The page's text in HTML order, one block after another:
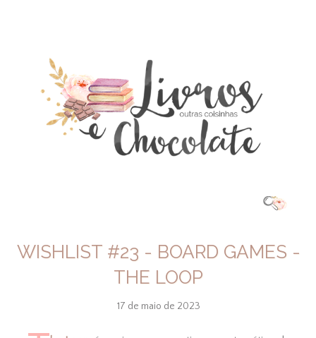
WISHLIST #23 - BOARD GAMES -
THE LOOP
17 de maio de 2023